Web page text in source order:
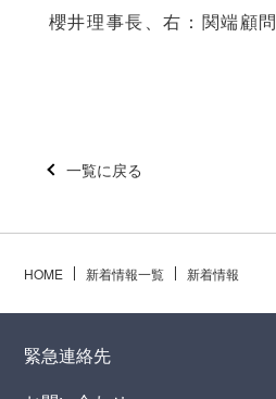
櫻井理事長、右：関端顧問
一覧に戻る
HOME 新着情報一覧 新着情報
緊急連絡先